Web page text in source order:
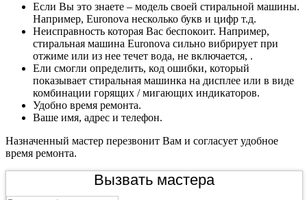
Если Вы это знаете – модель своей стиральной машины.
Например, Euronova несколько букв и цифр т.д.
Неисправность которая Вас беспокоит. Например,
стиральная машина Euronova сильно вибрирует при
отжиме или из нее течет вода, не включается, .
Ели смогли определить, код ошибки, который
показывает стиральная машинка на дисплее или в виде
комбинации горящих / мигающих индикаторов.
Удобно время ремонта.
Ваше имя, адрес и телефон.
Назначенный мастер перезвонит Вам и согласует удобное
время ремонта.
Вызвать мастера